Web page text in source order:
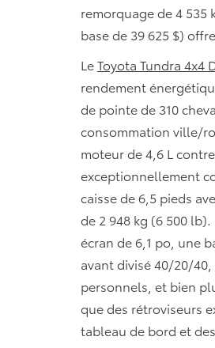
remorquage de 4 535
base de 39 625 $)
LeToyota Tundra 4x4
rendement
de pointe de 310
consommation ville/
moteur de 4,6 L
exceptionnellement
caisse de 6,5 pieds
de 2 948 kg (6 500
écran de 6,1 po, une
avant divisé 40/20/
personnels, et bien
que des rétroviseurs
tableau de bord et